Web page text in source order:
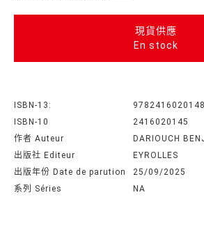
現貨供應
En stock
ISBN-13:
9782416020148
ISBN-10
2416020145
作者 Auteur
DARIOUCH
出版社 Editeur
EYROLLES
出版年份 Date de parution
25/09/2025
系列 Séries
NA